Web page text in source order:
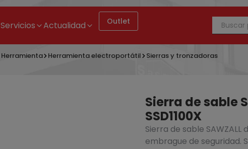
Servicios Actualidad Outlet
Herramienta Herramienta electroportátil Sierras y tronzadoras
Sierra de sable
SSD1100X
Sierra de sable SAWZALL
embrague de seguridad.